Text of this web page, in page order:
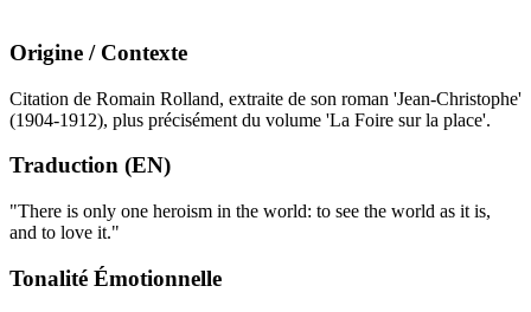
Origine / Contexte
Citation de Romain Rolland, extraite de son roman 'Jean-Christophe'
(1904-1912), plus précisément du volume 'La Foire sur la place'.
Traduction (EN)
"There is only one heroism in the world: to see the world as it is,
and to love it."
Tonalité Émotionnelle